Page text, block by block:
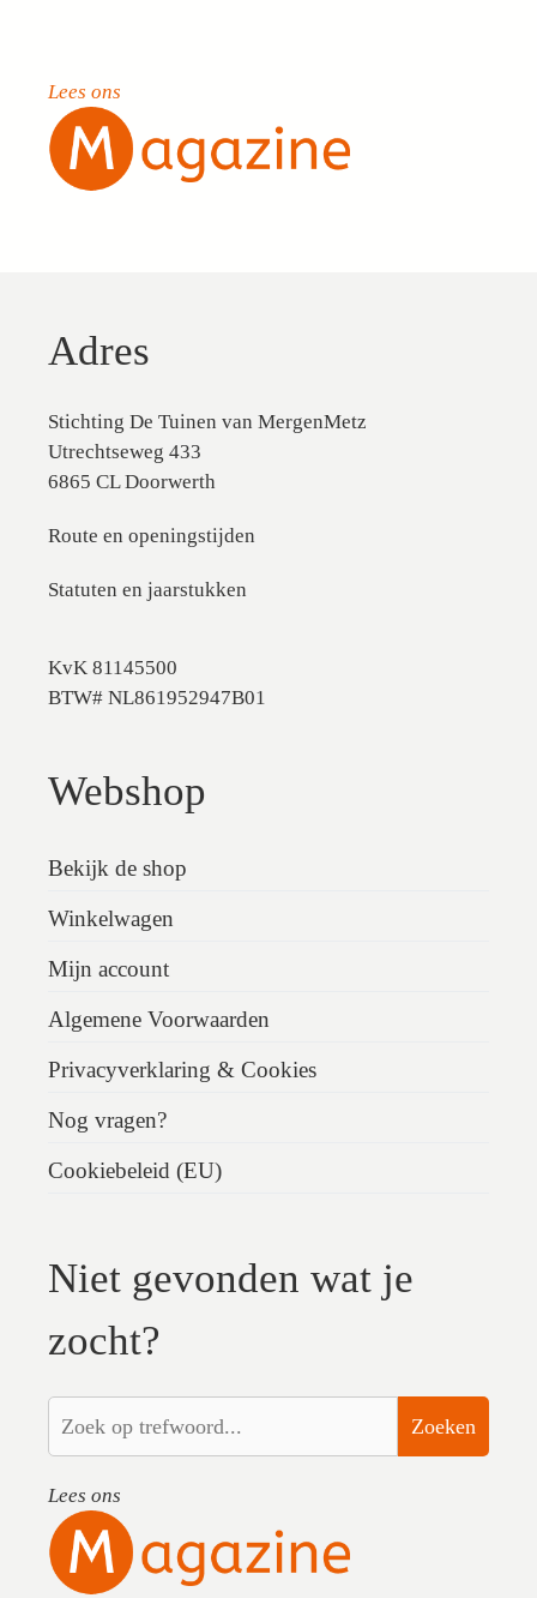
Lees ons
Adres
Stichting De Tuinen van MergenMetz
Utrechtseweg 433
6865 CL Doorwerth
Route en openingstijden
Statuten en jaarstukken
KvK 81145500
BTW# NL861952947B01
Webshop
Bekijk de shop
Winkelwagen
Mijn account
Algemene Voorwaarden
Privacyverklaring & Cookies
Nog vragen?
Cookiebeleid (EU)
Niet gevonden wat je
zocht?
Zoeken
Lees ons